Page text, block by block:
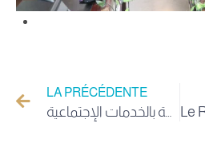
LA PRÉCÉDENTE